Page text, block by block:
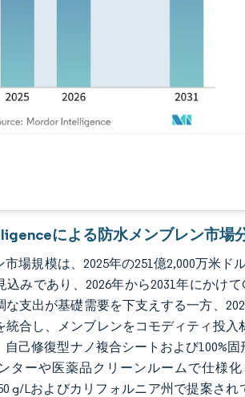
による防水メンブレン市場
場規模は、2025年の251億2,000万米ド
込みであり、2026年から2031年にかけ
な支出が基礎需要を下支えする一方、
統合し、メンブレンをコモディティ投
自己修復型ナノ複合シートおよび100%
ターや医薬品クリーンルームで仕様
g/Lおよびカリフォルニア州で提案さ